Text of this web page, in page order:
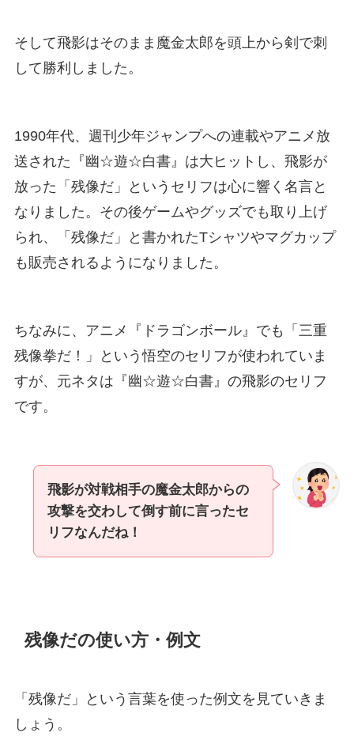
そして飛影はそのまま魔金太郎を頭上から剣で刺
して勝利しました。
1990年代、週刊少年ジャンプへの連載やアニメ放
送された『幽☆遊☆白書』は大ヒットし、飛影が
放った「残像だ」というセリフは心に響く名言と
なりました。その後ゲームやグッズでも取り上げ
られ、「残像だ」と書かれたTシャツやマグカップ
も販売されるようになりました。
ちなみに、アニメ『ドラゴンボール』でも「三重
残像拳だ！」という悟空のセリフが使われていま
すが、元ネタは『幽☆遊☆白書』の飛影のセリフ
です。
飛影が対戦相手の魔金太郎からの
攻撃を交わして倒す前に言ったセ
リフなんだね！
残像だの使い方・例文
「残像だ」という言葉を使った例文を見ていきま
しょう。